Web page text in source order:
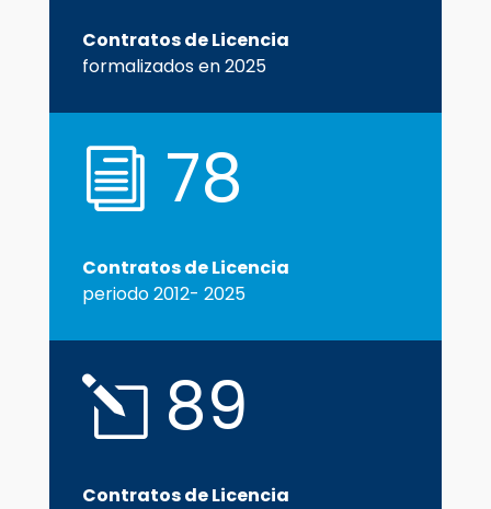
Contratos de Licencia
formalizados en 2025
i 78
Contratos de Licencia
periodo 2012- 2025
l 89
Contratos de Licencia